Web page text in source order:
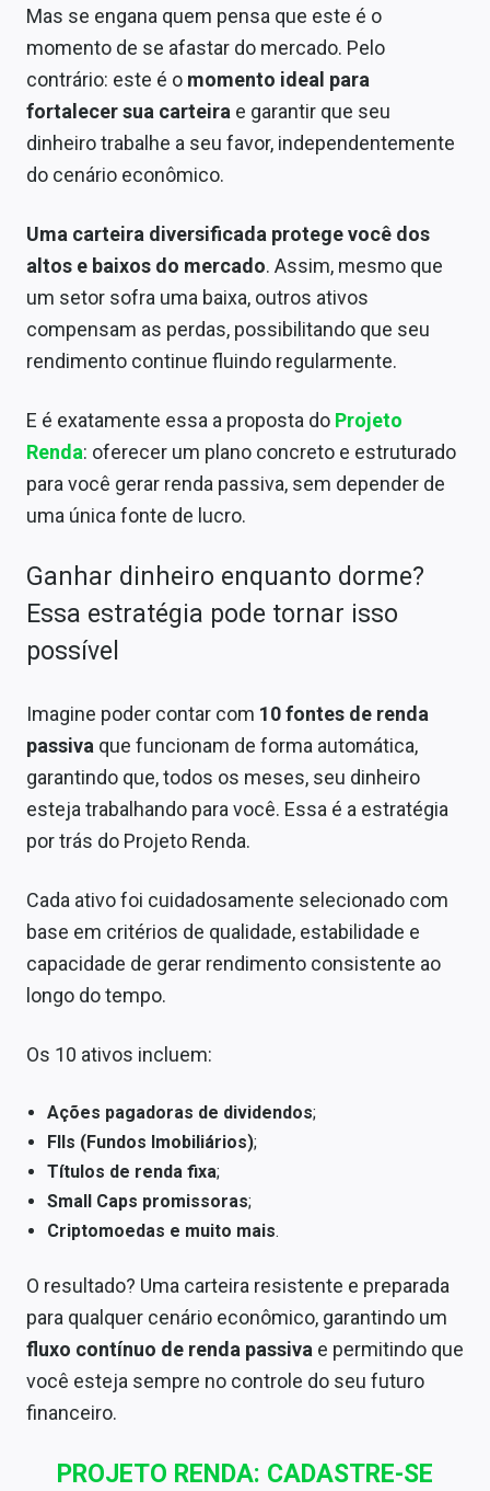
Mas se engana quem pensa que este é o
momento de se afastar do mercado. Pelo
contrário: este é o momento ideal para
fortalecer sua carteira e garantir que seu
dinheiro trabalhe a seu favor, independentemente
do cenário econômico.
Uma carteira diversificada protege você dos
altos e baixos do mercado. Assim, mesmo que
um setor sofra uma baixa, outros ativos
compensam as perdas, possibilitando que seu
rendimento continue fluindo regularmente.
E é exatamente essa a proposta do Projeto
Renda: oferecer um plano concreto e estruturado
para você gerar renda passiva, sem depender de
uma única fonte de lucro.
Ganhar dinheiro enquanto dorme?
Essa estratégia pode tornar isso
possível
Imagine poder contar com 10 fontes de renda
passiva que funcionam de forma automática,
garantindo que, todos os meses, seu dinheiro
esteja trabalhando para você. Essa é a estratégia
por trás do Projeto Renda.
Cada ativo foi cuidadosamente selecionado com
base em critérios de qualidade, estabilidade e
capacidade de gerar rendimento consistente ao
longo do tempo.
Os 10 ativos incluem:
Ações pagadoras de dividendos;
FIIs (Fundos Imobiliários);
Títulos de renda fixa;
Small Caps promissoras;
Criptomoedas e muito mais.
O resultado? Uma carteira resistente e preparada
para qualquer cenário econômico, garantindo um
fluxo contínuo de renda passiva e permitindo que
você esteja sempre no controle do seu futuro
financeiro.
PROJETO RENDA: CADASTRE-SE